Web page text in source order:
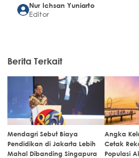
Nur Ichsan Yuniarto
Editor
Berita Terkait
Mendagri Sebut Biaya
Pendidikan di Jakarta Lebih
Mahal Dibanding Singapura
Angka
Cetak
Populasi